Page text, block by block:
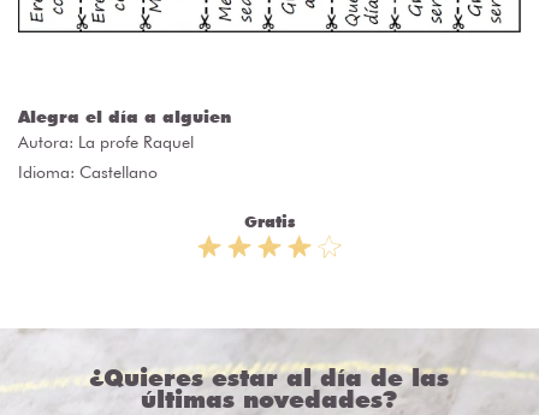
Alegra el día a alguien
Autora: La profe Raquel
Idioma: Castellano
Gratis
¿Quieres estar al día de las
últimas novedades?